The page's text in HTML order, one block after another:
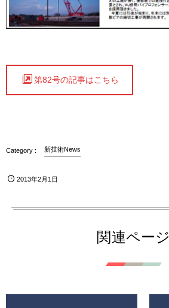
第82号の記事はこちら
新技術News
2013年2月1日
関連ページ